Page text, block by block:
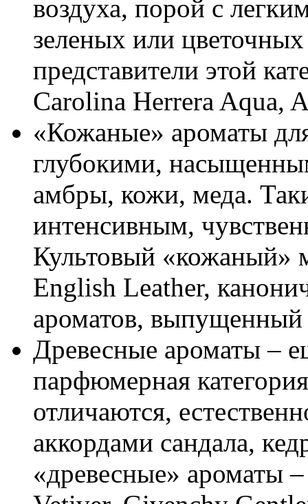
воздуха, порой с
зеленых или
представители этой
Carolina Herrera Aqua,
«Кожаные» ароматы
глубокими,
амбры, кожи, меда.
интенсивным,
Культовый «кожаный»
English Leather,
ароматов, выпущенный
Древесные ароматы –
парфюмерная
отличаются,
аккордами сандала,
«древесные» ароматы